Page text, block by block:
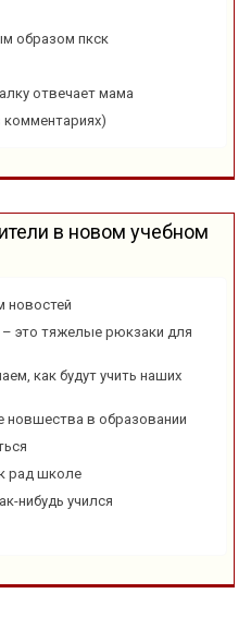
образом пкск
отвечает мама
комментариях)
в новом учебном
новостей
это тяжелые рюкзаки для
как будут учить наших
новшества в образовании
рад школе
нибудь учился